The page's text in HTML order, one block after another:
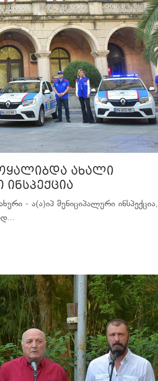
ახალი
- ა(ა)იპ მუნიციპალური ინსპექცია,